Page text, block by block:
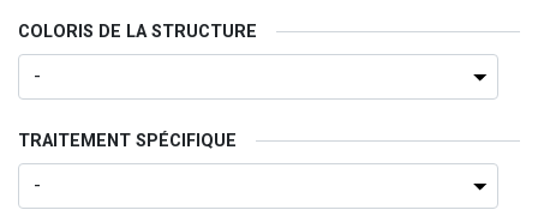
COLORIS DE LA STRUCTURE
TRAITEMENT SPÉCIFIQUE